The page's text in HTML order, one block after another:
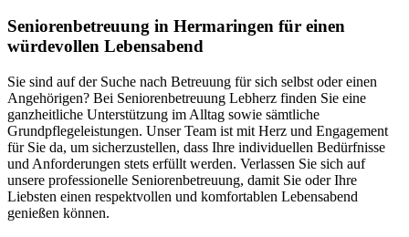
Senioren­betreuung in Hermaringen für einen
würdevollen Lebensabend
Sie sind auf der Suche nach Betreuung für sich selbst oder einen
Angehörigen? Bei Seniorenbetreuung Lebherz finden Sie eine
ganzheitliche Unterstützung im Alltag sowie sämtliche
Grundpflegeleistungen. Unser Team ist mit Herz und Engagement
für Sie da, um sicherzustellen, dass Ihre individuellen Bedürfnisse
und Anforderungen stets erfüllt werden. Verlassen Sie sich auf
unsere professionelle Seniorenbetreuung, damit Sie oder Ihre
Liebsten einen respektvollen und komfortablen Lebensabend
genießen können.